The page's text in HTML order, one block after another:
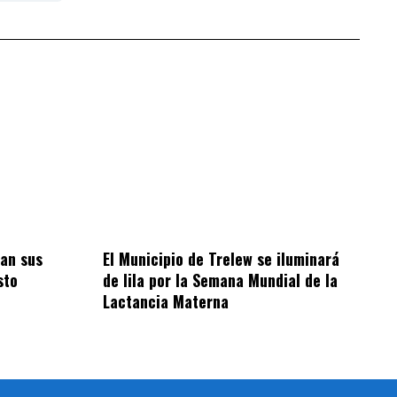
sus
El Municipio de Trelew se iluminará
de lila por la Semana Mundial de la
Lactancia Materna